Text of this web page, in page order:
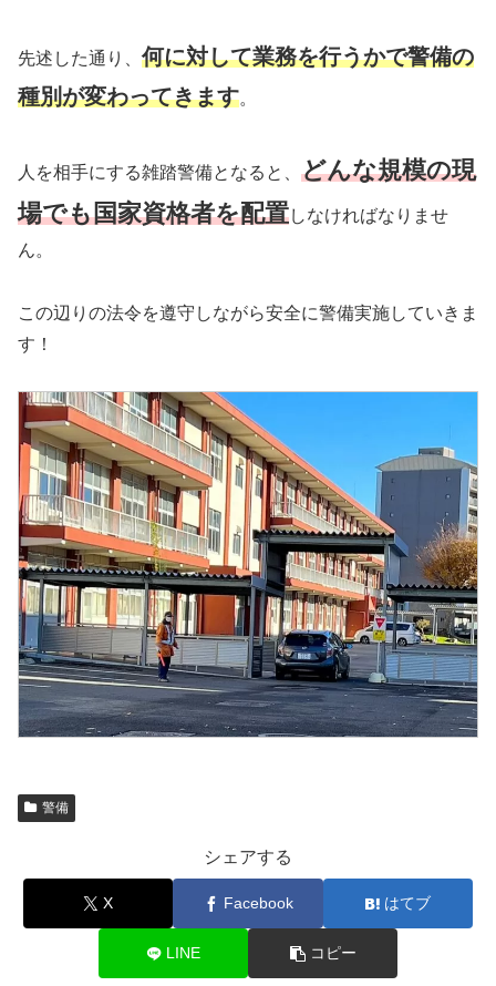
先述した通り、 何に対して業務を行うかで警備の
種別が変わってきます。
人を相手にする雑踏警備となると、 どんな規模の現
場でも国家資格者を配置しなければなりませ
ん。
この辺りの法令を遵守しながら安全に警備実施していきま
す！
警備
シェアする
X Facebook はてブ
LINE コピー